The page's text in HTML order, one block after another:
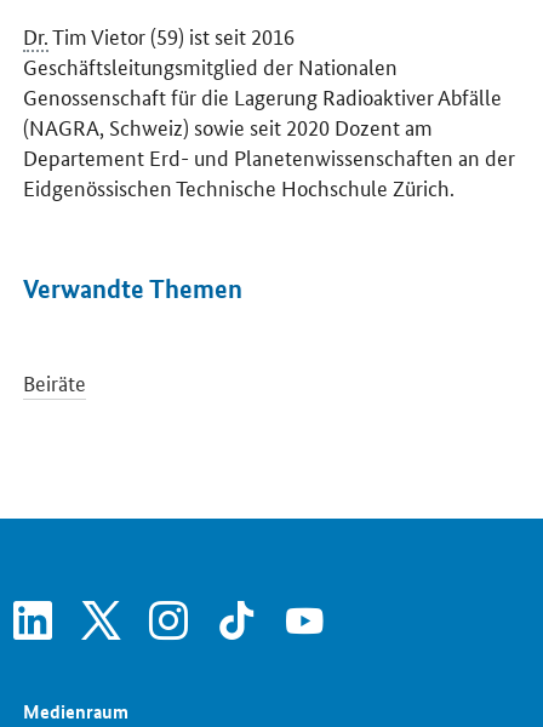
Dr.Tim Vietor (59) ist seit 2016
Geschäftsleitungsmitglied der Nationalen
Genossenschaft für die Lagerung Radioaktiver Abfälle
(NAGRA, Schweiz) sowie seit 2020 Dozent am
Departement Erd- und Planetenwissenschaften an der
Eidgenössischen Technische Hochschule Zürich.
Verwandte Themen
Beiräte
linkedin instagram tiktok youtube
Medienraum